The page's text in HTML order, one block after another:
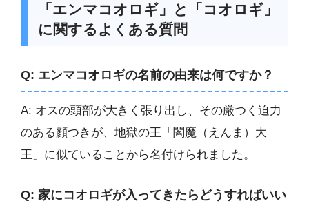
「エンマコオロギ」と「コオロギ」
に関するよくある質問
Q: エンマコオロギの名前の由来は何ですか？
A: オスの頭部が大きく張り出し、その厳つく迫力
のある顔つきが、地獄の王「閻魔（えんま）大
王」に似ていることから名付けられました。
Q: 家にコオロギが入ってきたらどうすればいい